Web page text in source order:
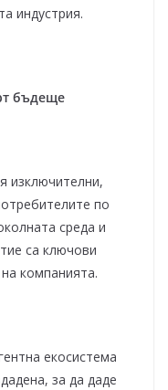
индустрия.
бъдеще
изключителни,
по
среда и
са ключови
компанията.
екосистема
за да даде